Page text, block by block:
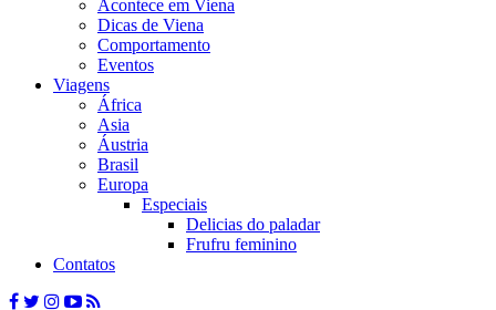
Acontece em Viena
Dicas de Viena
Comportamento
Eventos
Viagens
África
Asia
Áustria
Brasil
Europa
Especiais
Delicias do paladar
Frufru feminino
Contatos